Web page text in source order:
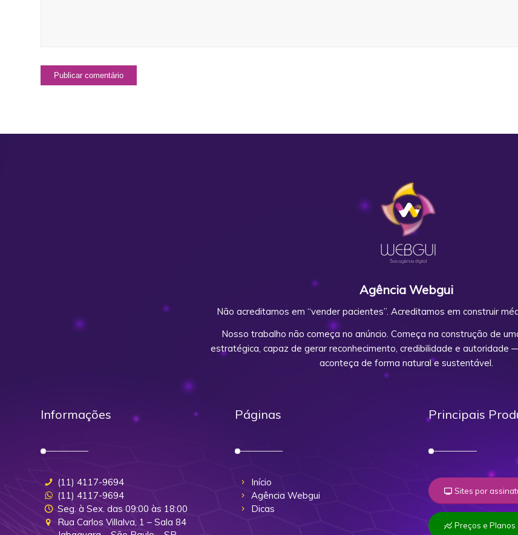
Agência Webgui
Não acreditamos em “vender pacientes”. Acreditamos em construir
Nosso trabalho não começa no anúncio. Começa na construção de
estratégica, capaz de gerar reconhecimento, credibilidade e autoridade
aconteça de forma natural e sustentável.
Informações
(11) 4117-9694
(11) 4117-9694
Seg. à Sex. das 09:00 às 18:00
Rua Carlos Villalva, 1 – Sala 84
Páginas
Início
Agência Webgui
Dicas
Principais
Sites por
Preços e Planos